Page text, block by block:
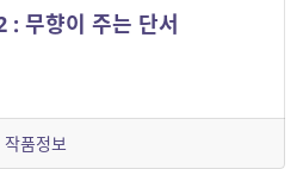
무향이 주는 단서
작품정보